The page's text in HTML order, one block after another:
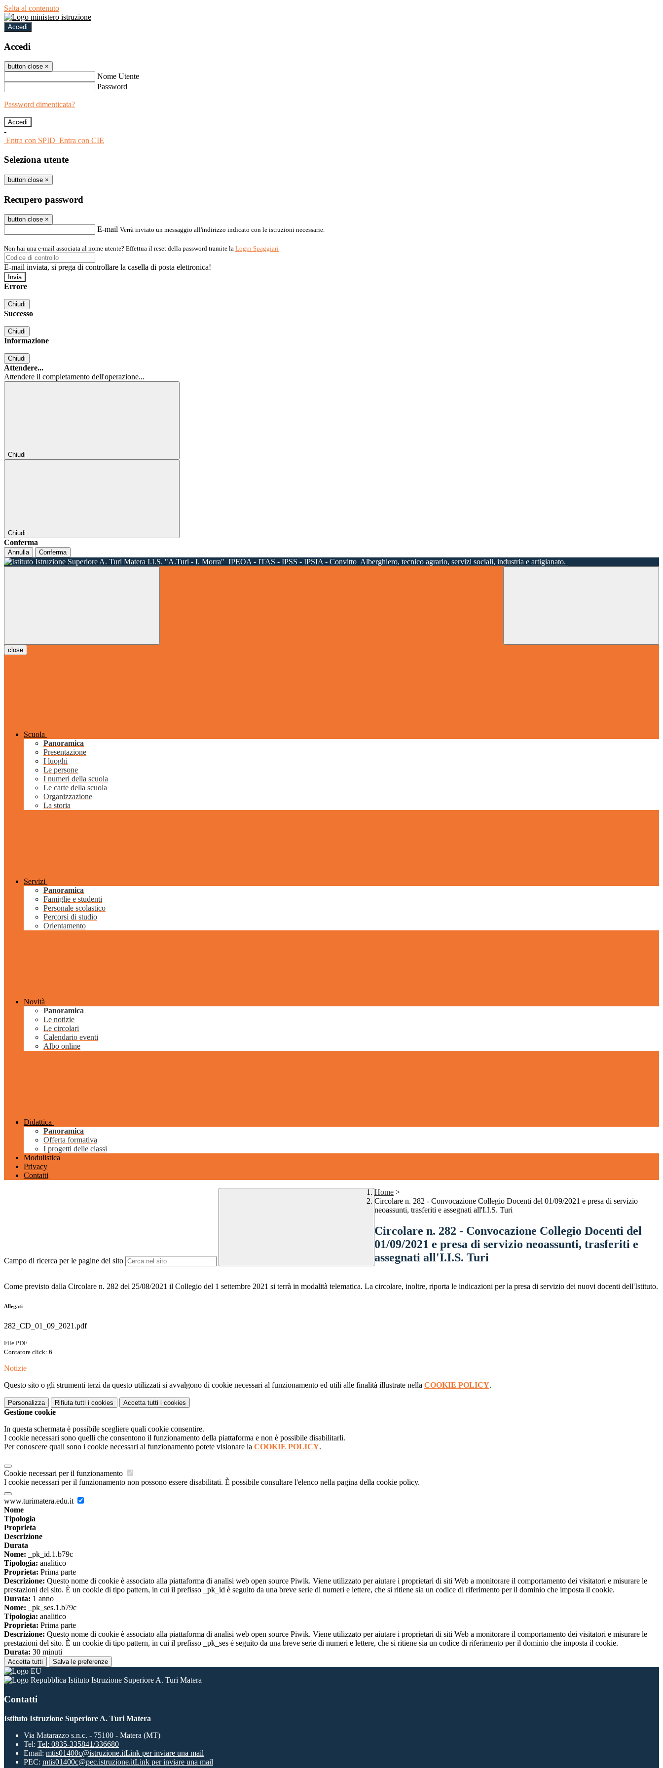
Salta al contenuto
Accedi
Accedi
button close ×
Nome Utente
Password
Password dimenticata?
-
Entra con SPID Entra con CIE
Seleziona utente
button close ×
Recupero password
button close ×
E-mail Verrà inviato un messaggio all'indirizzo indicato con le istruzioni necessarie.
Non hai una e-mail associata al nome utente? Effettua il reset della password tramite la Login Spaggiari
E-mail inviata, si prega di controllare la casella di posta elettronica!
Errore
Chiudi
Successo
Chiudi
Informazione
Chiudi
Attendere...
Attendere il completamento dell'operazione...
Chiudi
Chiudi
Conferma
Annulla Conferma
I.I.S. "A.Turi - I. Morra" IPEOA - ITAS - IPSS - IPSIA - Convitto Alberghiero, tecnico agrario, servizi sociali, industria e artigianato.
close
Scuola
Panoramica
Presentazione
I luoghi
Le persone
I numeri della scuola
Le carte della scuola
Organizzazione
La storia
Servizi
Panoramica
Famiglie e studenti
Personale scolastico
Percorsi di studio
Orientamento
Novità
Panoramica
Le notizie
Le circolari
Calendario eventi
Albo online
Didattica
Panoramica
Offerta formativa
I progetti delle classi
Modulistica
Privacy
Contatti
Campo di ricerca per le pagine del sito
Home >
Circolare n. 282 - Convocazione Collegio Docenti del 01/09/2021 e presa di servizio
neoassunti, trasferiti e assegnati all'I.I.S. Turi
Circolare n. 282 - Convocazione Collegio Docenti del
01/09/2021 e presa di servizio neoassunti, trasferiti e
assegnati all'I.I.S. Turi
Come previsto dalla Circolare n. 282 del 25/08/2021 il Collegio del 1 settembre 2021 si terrà in modalità telematica. La circolare, inoltre, riporta le indicazioni per la presa di servizio dei nuovi docenti dell'Istituto.
Allegati
282_CD_01_09_2021.pdf
File PDF
Contatore click: 6
Notizie
Questo sito o gli strumenti terzi da questo utilizzati si avvalgono di cookie necessari al funzionamento ed utili alle finalità illustrate nella COOKIE POLICY.
Personalizza Rifiuta tutti i cookies Accetta tutti i cookies
Gestione cookie
In questa schermata è possibile scegliere quali cookie consentire.
I cookie necessari sono quelli che consentono il funzionamento della piattaforma e non è possibile disabilitarli.
Per conoscere quali sono i cookie necessari al funzionamento potete visionare la COOKIE POLICY.
Cookie necessari per il funzionamento
I cookie necessari per il funzionamento non possono essere disabilitati. È possibile consultare l'elenco nella pagina della cookie policy.
www.turimatera.edu.it
Nome
Tipologia
Proprieta
Descrizione
Durata
Nome: _pk_id.1.b79c
Tipologia: analitico
Proprieta: Prima parte
Descrizione: Questo nome di cookie è associato alla piattaforma di analisi web open source Piwik. Viene utilizzato per aiutare i proprietari di siti Web a monitorare il comportamento dei visitatori e misurare le
prestazioni del sito. È un cookie di tipo pattern, in cui il prefisso _pk_id è seguito da una breve serie di numeri e lettere, che si ritiene sia un codice di riferimento per il dominio che imposta il cookie.
Durata: 1 anno
Nome: _pk_ses.1.b79c
Tipologia: analitico
Proprieta: Prima parte
Descrizione: Questo nome di cookie è associato alla piattaforma di analisi web open source Piwik. Viene utilizzato per aiutare i proprietari di siti Web a monitorare il comportamento dei visitatori e misurare le
prestazioni del sito. È un cookie di tipo pattern, in cui il prefisso _pk_ses è seguito da una breve serie di numeri e lettere, che si ritiene sia un codice di riferimento per il dominio che imposta il cookie.
Durata: 30 minuti
Accetta tutti Salva le preferenze
Istituto Istruzione Superiore A. Turi Matera
Contatti
Istituto Istruzione Superiore A. Turi Matera
Via Matarazzo s.n.c. - 75100 - Matera (MT)
Tel: Tel: 0835-335841/336680
Email: mtis01400c@istruzione.itLink per inviare una mail
PEC: mtis01400c@pec.istruzione.itLink per inviare una mail